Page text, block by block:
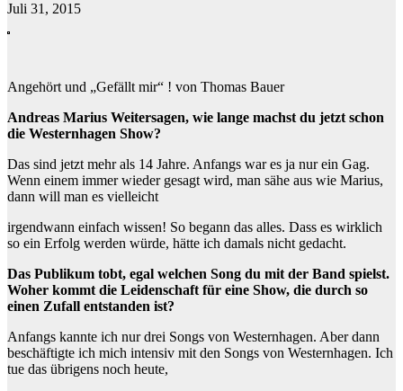
Juli 31, 2015
Angehört und „Gefällt mir“ ! von Thomas Bauer
Andreas Marius Weitersagen, wie lange machst du jetzt schon
die Westernhagen Show?
Das sind jetzt mehr als 14 Jahre. Anfangs war es ja nur ein Gag.
Wenn einem immer wieder gesagt wird, man sähe aus wie Marius,
dann will man es vielleicht
irgendwann einfach wissen! So begann das alles. Dass es wirklich
so ein Erfolg werden würde, hätte ich damals nicht gedacht.
Das Publikum tobt, egal welchen Song du mit der Band spielst.
Woher kommt die Leidenschaft für eine Show, die durch so
einen Zufall entstanden ist?
Anfangs kannte ich nur drei Songs von Westernhagen. Aber dann
beschäftigte ich mich intensiv mit den Songs von Westernhagen. Ich
tue das übrigens noch heute,